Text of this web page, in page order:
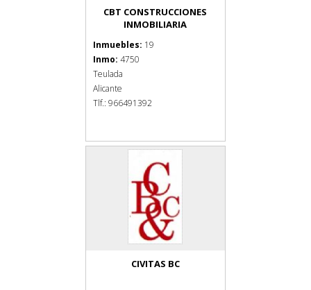
CBT CONSTRUCCIONES
INMOBILIARIA
Inmuebles: 19
Inmo: 4750
Teulada
Alicante
Tlf.: 966491392
CIVITAS BC